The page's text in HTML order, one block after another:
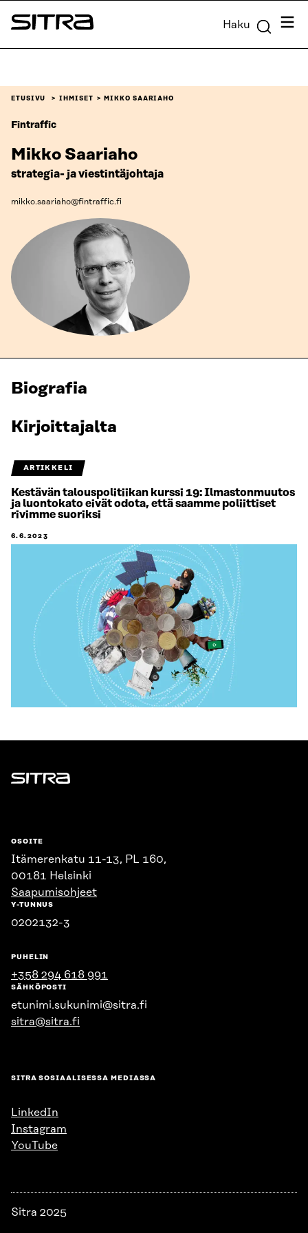
Siirry
suoraan
Sitra Haku
ETUSIVU IHMISET MIKKO SAARIAHO
Fintraffic
Mikko Saariaho
strategia- ja viestintäjohtaja
mikko.saariaho@fintraffic.fi
Biografia
Kirjoittajalta
ARTIKKELI
Kestävän talouspolitiikan kurssi 19: Ilmastonmuutos
ja luontokato eivät odota, että saamme poliittiset
rivimme suoriksi
6.6.2023
Sitra
OSOITE
Itämerenkatu 11-13, PL 160,
00181 Helsinki
Saapumisohjeet
Y-TUNNUS
0202132-3
PUHELIN
+358 294 618 991
SÄHKÖPOSTI
etunimi.sukunimi@sitra.fi
sitra@sitra.fi
SITRA SOSIAALISESSA MEDIASSA
LinkedIn
Instagram
YouTube
Sitra 2025